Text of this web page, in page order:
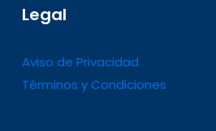
Legal
Aviso de Privacidad
Términos y Condiciones